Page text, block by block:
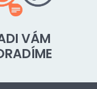
VÁM